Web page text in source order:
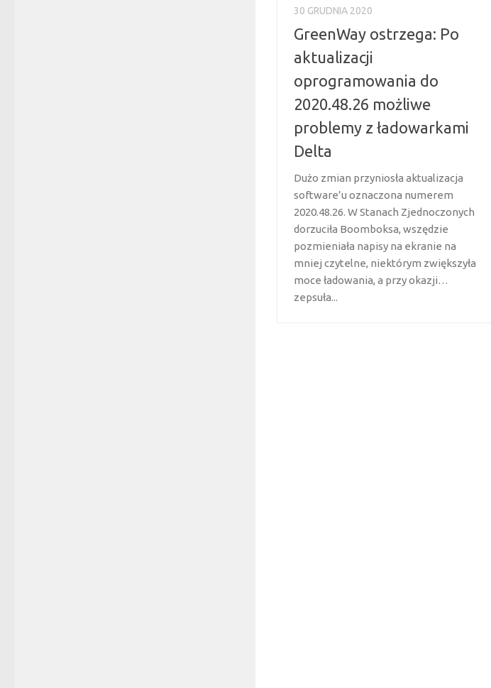
30 GRUDNIA 2020
GreenWay ostrzega: Po
aktualizacji
oprogramowania do
2020.48.26 możliwe
problemy z ładowarkami
Delta
Dużo zmian przyniosła aktualizacja
software’u oznaczona numerem
2020.48.26. W Stanach Zjednoczonych
dorzuciła Boomboksa, wszędzie
pozmieniała napisy na ekranie na
mniej czytelne, niektórym zwiększyła
moce ładowania, a przy okazji…
zepsuła...